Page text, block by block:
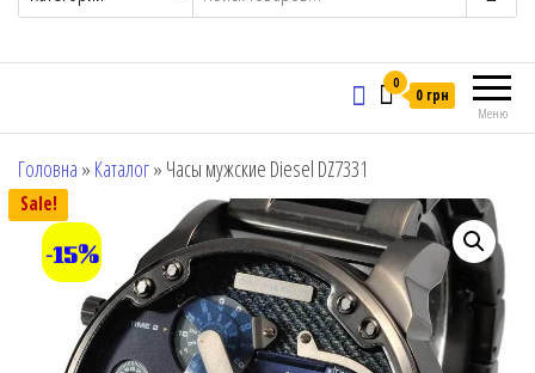
Меню
0
0 грн
Головна » Каталог» Часы мужские Diesel DZ7331
Sale!
-15%